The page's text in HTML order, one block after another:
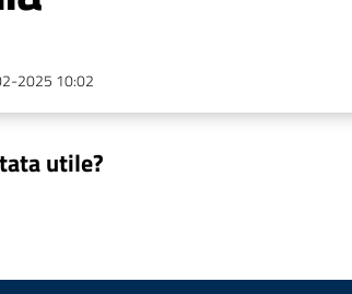
2025 10:02
utile?